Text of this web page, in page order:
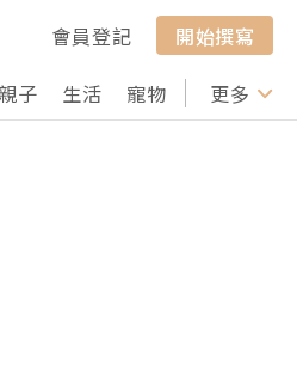
會員登記
開始撰寫
子 生活 寵物 行山 打卡
更多